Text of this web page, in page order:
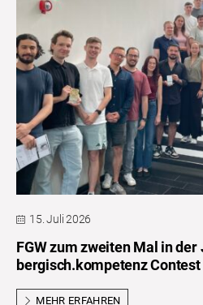
15. Juli 2026
FGW zum zweiten Mal in der
bergisch.kompetenz Contest
MEHR ERFAHREN